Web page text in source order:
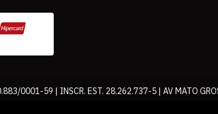
0001-59 | INSCR. EST. 28.262.737-5 | AV MATO